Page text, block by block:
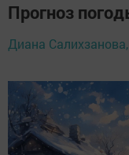
Прогноз
Диана Салихзанова,